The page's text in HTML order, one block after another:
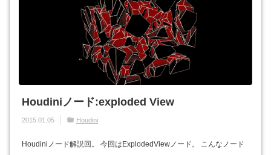
Houdiniノード:exploded View
2015.01.05 Houdini
Houdiniノード解説回。 今回はExplodedViewノード。 こんなノード